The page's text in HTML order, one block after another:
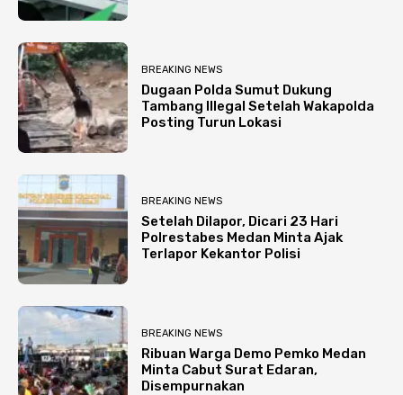
BREAKING NEWS
Dugaan Polda Sumut Dukung
Tambang Illegal Setelah Wakapolda
Posting Turun Lokasi
BREAKING NEWS
Setelah Dilapor, Dicari 23 Hari
Polrestabes Medan Minta Ajak
Terlapor Kekantor Polisi
BREAKING NEWS
Ribuan Warga Demo Pemko Medan
Minta Cabut Surat Edaran,
Disempurnakan